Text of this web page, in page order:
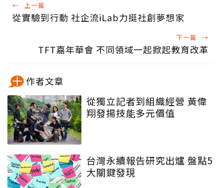
← 上一篇
從實驗到行動 社企流iLab力挺社創夢想家
下一篇 →
TFT嘉年華會 不同領域一起掀起教育改革
作者文章
從獨立記者到組織經營 黃偉
翔發揚技能多元價值
台灣永續報告研究出爐 盤點5
大關鍵發現